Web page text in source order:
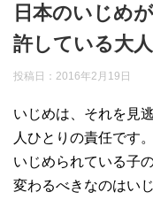
日本のいじめ
許している大
投稿日： 2016年2月19日
いじめは、それを見
人ひとりの責任です。
いじめられている子
変わるべきなのはい